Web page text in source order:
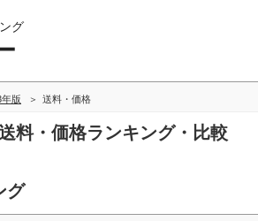
グ
版 送料・価格
料・価格ランキング・比較
グ